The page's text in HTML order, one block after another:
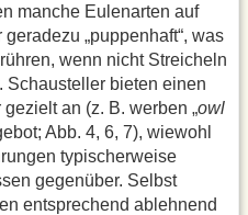
manche Eulenarten auf
„puppenhaft“, was
wenn nicht Streicheln
Schausteller bieten einen
an (z. B. werben „owl
Abb. 4, 6, 7), wiewohl
typischerweise
gegenüber. Selbst
entsprechend ablehnend